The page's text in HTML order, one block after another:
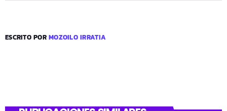
ESCRITO PORMOZOILO IRRATIA